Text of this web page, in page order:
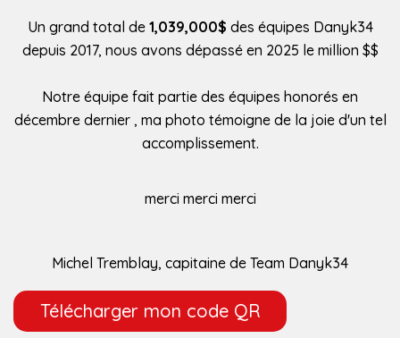
Un grand total de 1,039,000$ des équipes Danyk34
depuis 2017, nous avons dépassé en 2025 le million $$
Notre équipe fait partie des équipes honorés en
décembre dernier , ma photo témoigne de la joie d'un tel
accomplissement.
merci merci merci
Michel Tremblay, capitaine de Team Danyk34
Télécharger mon code QR